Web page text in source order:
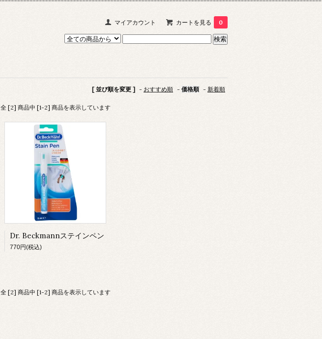
マイアカウント カートを見る 0
[ 並び順を変更 ] - おすすめ順 - 価格順 - 新着順
全 [2] 商品中 [1-2] 商品を表示しています
Dr. Beckmannステインペン
770円(税込)
全 [2] 商品中 [1-2] 商品を表示しています